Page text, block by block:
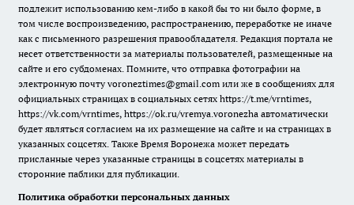
подлежит использованию кем-либо в какой бы то ни было форме, в
том числе воспроизведению, распространению, переработке не иначе
как с письменного разрешения правообладателя. Редакция портала не
несет ответственности за материалы пользователей, размещенные на
сайте и его субдоменах. Помните, что отправка фотографии на
электронную почту voroneztimes@gmail.com или же в сообщениях для
официальных страницах в социальных сетях https://t.me/vrntimes,
https://vk.com/vrntimes, https://ok.ru/vremya.voronezha автоматически
будет являться согласием на их размещение на сайте и на страницах в
указанных соцсетях. Также Время Воронежа может передать
присланные через указанные страницы в соцсетях материалы в
сторонние паблики для публикации.
Политика обработки персональных данных